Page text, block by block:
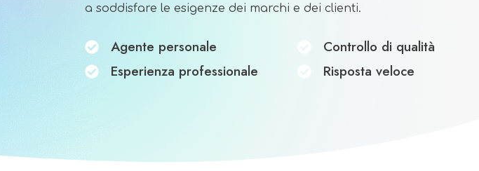
a soddisfare le esigenze dei marchi e dei clienti.
Agente personale
Esperienza professionale
Controllo di qualità
Risposta veloce